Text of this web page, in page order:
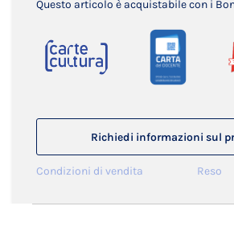
Questo articolo è acquistabile con i
Richiedi informazioni sul
Condizioni di vendita Reso